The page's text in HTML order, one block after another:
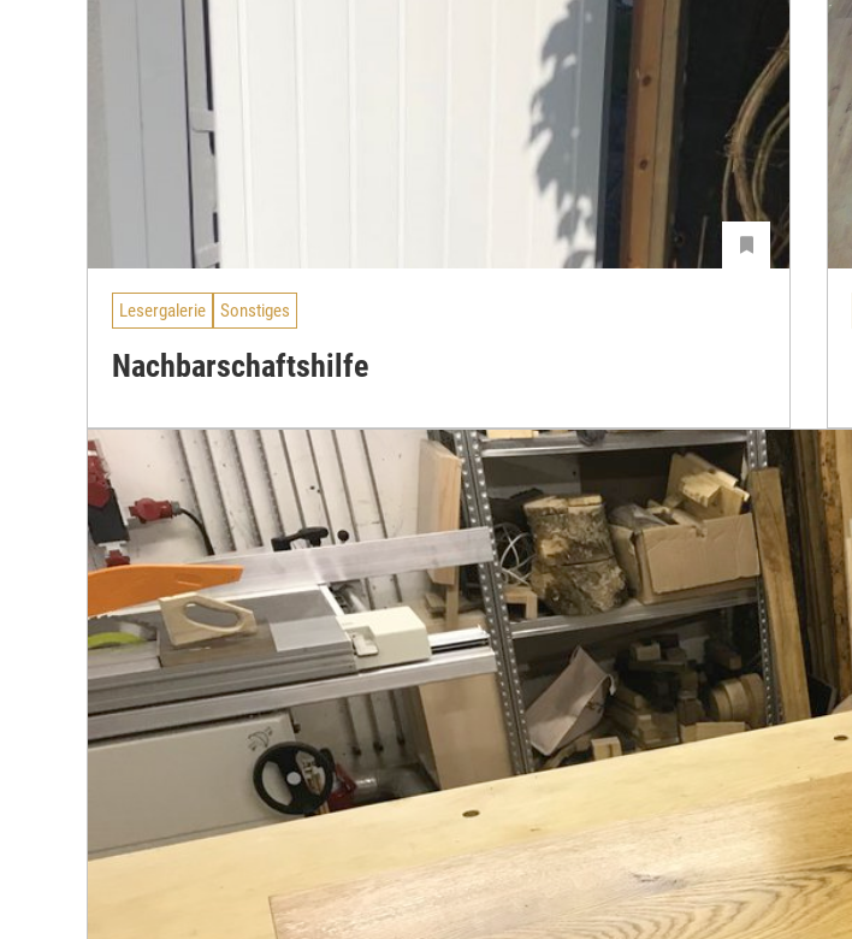
Lesergalerie Sonstiges
Nachbarschaftshilfe